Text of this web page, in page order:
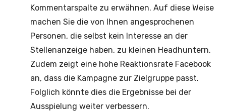
Kommentarspalte zu erwähnen. Auf diese Weise
machen Sie die von Ihnen angesprochenen
Personen, die selbst kein Interesse an der
Stellenanzeige haben, zu kleinen Headhuntern.
Zudem zeigt eine hohe Reaktionsrate Facebook
an, dass die Kampagne zur Zielgruppe passt.
Folglich könnte dies die Ergebnisse bei der
Ausspielung weiter verbessern.